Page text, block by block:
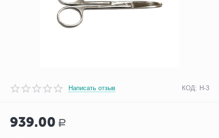
Написать отзыв КОД: Н-3
939.00 Р